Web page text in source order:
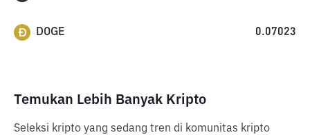
DOGE 0.07023
Temukan Lebih Banyak Kripto
Seleksi kripto yang sedang tren di komunitas kripto